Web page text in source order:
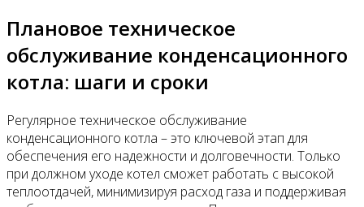
Плановое техническое
обслуживание конденсационного
котла: шаги и сроки
Регулярное техническое обслуживание
конденсационного котла – это ключевой этап для
обеспечения его надежности и долговечности. Только
при должном уходе котел сможет работать с высокой
теплоотдачей, минимизируя расход газа и поддерживая